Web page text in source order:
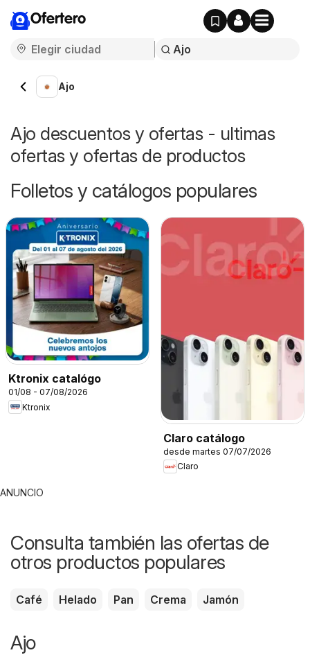
Ofertero
Ajo
Ajo descuentos y ofertas - ultimas
ofertas y ofertas de productos
Folletos y catálogos populares
Ktronix catalógo
01/08 - 07/08/2026
Ktronix
Claro catálogo
desde martes 07/07/2026
Claro
ANUNCIO
Consulta también las ofertas de
otros productos populares
Café Helado Pan Crema Jamón
Ajo